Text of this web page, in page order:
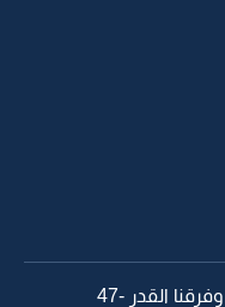
القدر -46